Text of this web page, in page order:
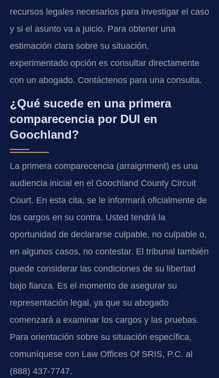
recursos legales necesarios para investigar el caso
y si el asunto va a juicio. Para obtener una
estimación clara sobre su situación,
experimentado opción es consultar directamente
con un abogado. Contáctenos para una consulta.
¿Qué sucede en una primera
comparecencia por DUI en
Goochland?
La primera comparecencia (arraignment) es una
audiencia inicial en el Goochland County Circuit
Court. En esta cita, se le informará oficialmente de
los cargos en su contra. Usted tendrá la
oportunidad de declararse culpable, no culpable o,
en algunos casos, no contestar. El tribunal también
puede considerar las condiciones de su libertad
bajo fianza. Es el momento de asegurar su
representación legal, ya que su abogado
comenzará a examinar los cargos y las pruebas.
Para orientación sobre su situación específica,
comuníquese con Law Offices Of SRIS, P.C. al
(888) 437-7747.